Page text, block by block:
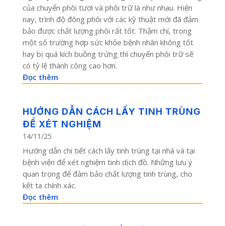
của chuyển phôi tươi và phôi trữ là như nhau. Hiện
nay, trình độ đông phôi với các kỹ thuật mới đã đảm
bảo được chất lượng phôi rất tốt. Thậm chí, trong
một số trường hợp sức khỏe bệnh nhân không tốt
hay bị quá kích buồng trứng thì chuyển phôi trữ sẽ
có tỷ lệ thành công cao hơn.
Đọc thêm
HƯỚNG DẪN CÁCH LẤY TINH TRÙNG
ĐỂ XÉT NGHIỆM
14/11/25
Hướng dẫn chi tiết cách lấy tinh trùng tại nhà và tại
bệnh viện để xét nghiệm tinh dịch đồ. Những lưu ý
quan trọng để đảm bảo chất lượng tinh trùng, cho
kết ta chính xác.
Đọc thêm